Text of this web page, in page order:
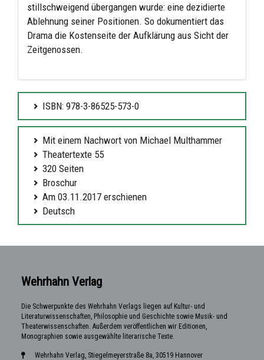
stillschweigend übergangen wurde: eine dezidierte
Ablehnung seiner Positionen. So dokumentiert das
Drama die Kostenseite der Aufklärung aus Sicht der
Zeitgenossen.
ISBN: 978-3-86525-573-0
Mit einem Nachwort von Michael Multhammer
Theatertexte 55
320 Seiten
Broschur
Am 03.11.2017 erschienen
Deutsch
Wehrhahn Verlag
Die Schwerpunkte des Wehrhahn Verlags liegen auf Kultur- und
Literaturwissenschaften, Philosophie und Geschichte sowie Musik- und
Theaterwissenschaften. Außerdem veröffentlichen wir Editionen,
Monographien sowie ausgewählte literarische Texte.
Wehrhahn Verlag, Stiegelmeyerstraße 8a, 30519 Hannover